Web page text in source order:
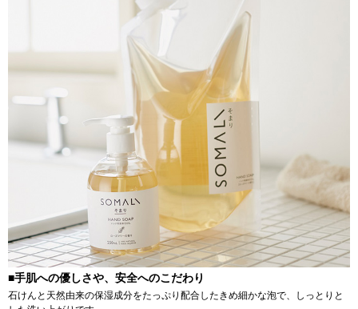
■手肌への優しさや、安全へのこだわり
石けんと天然由来の保湿成分をたっぷり配合したきめ細かな泡で、しっとりと